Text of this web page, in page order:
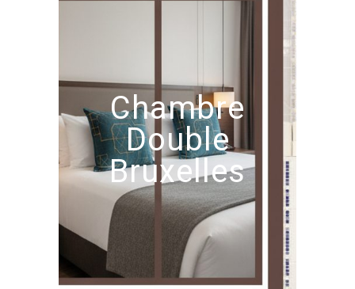
Chambre
Double
Bruxelles